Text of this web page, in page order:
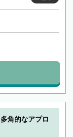
角的なアプロ